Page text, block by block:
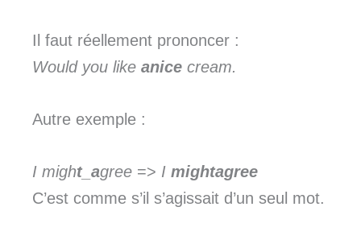
Il faut réellement prononcer :
Would you like anice cream.
Autre exemple :
I might_agree => I mightagree
C’est comme s’il s’agissait d’un seul mot.